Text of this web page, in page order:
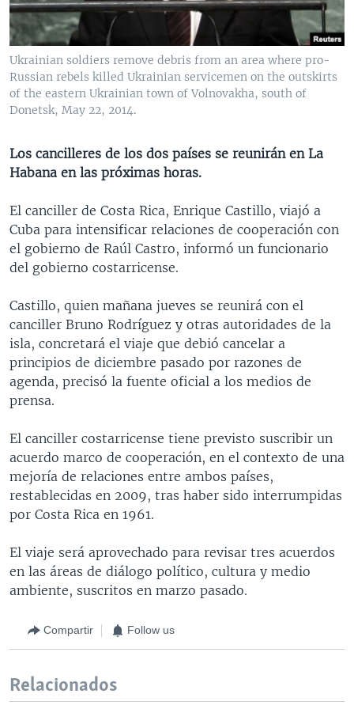
VENEZUELA
BRASIL
NICARAGUA
ECONOMÍA
ENTRETENIMIENTO Y CULTURA
TECNOLOGÍA
DEPORTES
MULTIMEDIA
VIDEOS
FOTOGRAFÍA
AUDIOS
PROGRAMAS TV
EL MUNDO AL DÍA
FORO INTERAMERICANO
LAS CLAVES
RADIO
AVANCE INFORMATIVO
BUENOS DÍAS AMÉRICA
ESTADOS UNIDOS AL DÍA
EL MUNDO AL DÍA [RADIO]
FORO [RADIO]
DEPORTIVO INTERNACIONAL
NOTA ECONÓMICA
ENTRETENIMIENTO
DIRECT
Learning English
SÍGANOS
Ukrainian soldiers remove debris from an area where pro-
Russian rebels killed Ukrainian servicemen on the outskirts
of the eastern Ukrainian town of Volnovakha, south of
Donetsk, May 22, 2014.
Los cancilleres de los dos países se reunirán en La
Habana en las próximas horas.
El canciller de Costa Rica, Enrique Castillo, viajó a
Cuba para intensificar relaciones de cooperación con
el gobierno de Raúl Castro, informó un funcionario
del gobierno costarricense.
Castillo, quien mañana jueves se reunirá con el
canciller Bruno Rodríguez y otras autoridades de la
isla, concretará el viaje que debió cancelar a
principios de diciembre pasado por razones de
agenda, precisó la fuente oficial a los medios de
prensa.
El canciller costarricense tiene previsto suscribir un
acuerdo marco de cooperación, en el contexto de una
mejoría de relaciones entre ambos países,
restablecidas en 2009, tras haber sido interrumpidas
por Costa Rica en 1961.
El viaje será aprovechado para revisar tres acuerdos
en las áreas de diálogo político, cultura y medio
ambiente, suscritos en marzo pasado.
Compartir Follow us
Relacionados